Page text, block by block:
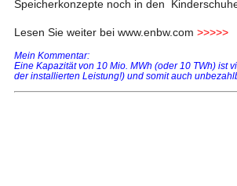
Speicherkonzepte noch in den
Lesen Sie weiter bei www.enbw.com >>>>>
Mein Kommentar:
Eine Kapazität von 10 Mio. MWh (oder 10 TWh) ist
der installierten Leistung!) und somit auch